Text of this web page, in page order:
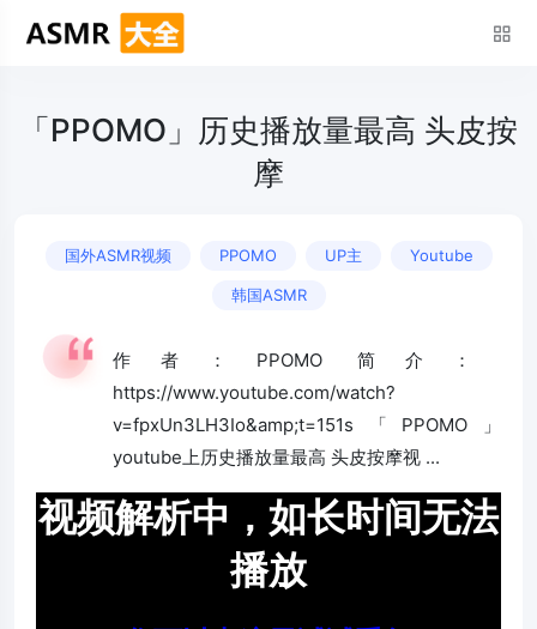
「PPOMO」历史播放量最高 头皮按
摩
国外ASMR视频 PPOMO UP主 Youtube
韩国ASMR
作者：PPOMO 简介：
https://www.youtube.com/watch?
v=fpxUn3LH3Io&amp;t=151s「PPOMO」
youtube上历史播放量最高 头皮按摩视 ...